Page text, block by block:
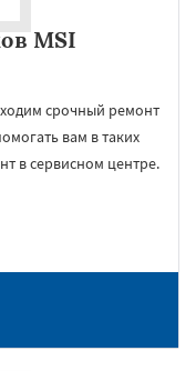
MSI
срочный ремонт
вам в таких
в сервисном центре.